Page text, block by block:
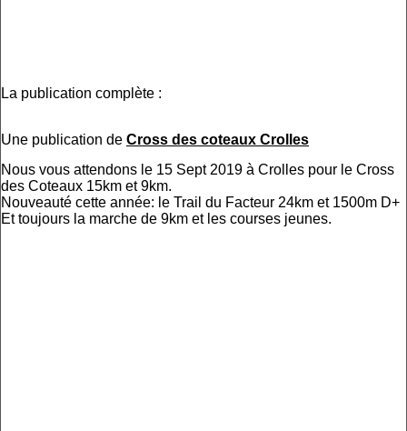
La publication complète :
Une publication de Cross des coteaux Crolles
Nous vous attendons le 15 Sept 2019 à Crolles pour le Cross
des Coteaux 15km et 9km.
Nouveauté cette année: le Trail du Facteur 24km et 1500m D+
Et toujours la marche de 9km et les courses jeunes.